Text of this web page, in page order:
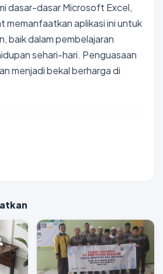
dasar-dasar Microsoft Excel,
memanfaatkan aplikasi ini untuk
baik dalam pembelajaran
sehari-hari. Penguasaan
menjadi bekal berharga di